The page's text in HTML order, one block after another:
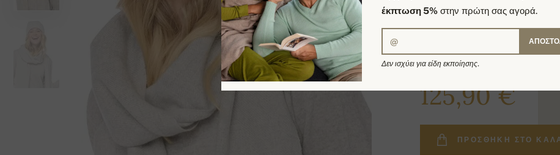
145,00 €
125,90 €
ΠΡΟΣΘΉΚΗ ΣΤΟ
έκπτωση 5% στην πρώτη σας αγορά.
Δεν ισχύει για είδη εκποίησης.